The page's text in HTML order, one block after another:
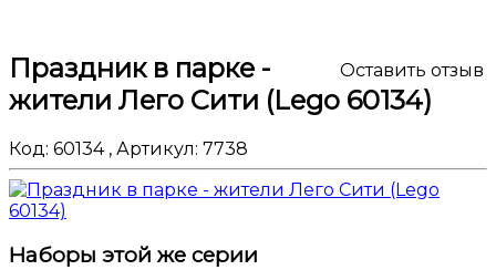
Оставить отзыв
Праздник в парке -
жители Лего Сити (Lego 60134)
Код: 60134, Артикул: 7738
Наборы этой же серии